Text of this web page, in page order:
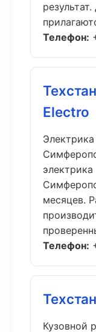
Телефон:
Electro
месяцев.
Телефон:
Кузовной